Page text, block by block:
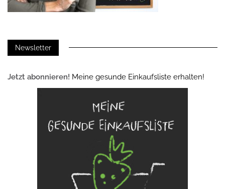
Newsletter
Jetzt abonnieren! Meine gesunde Einkaufsliste erhalten!